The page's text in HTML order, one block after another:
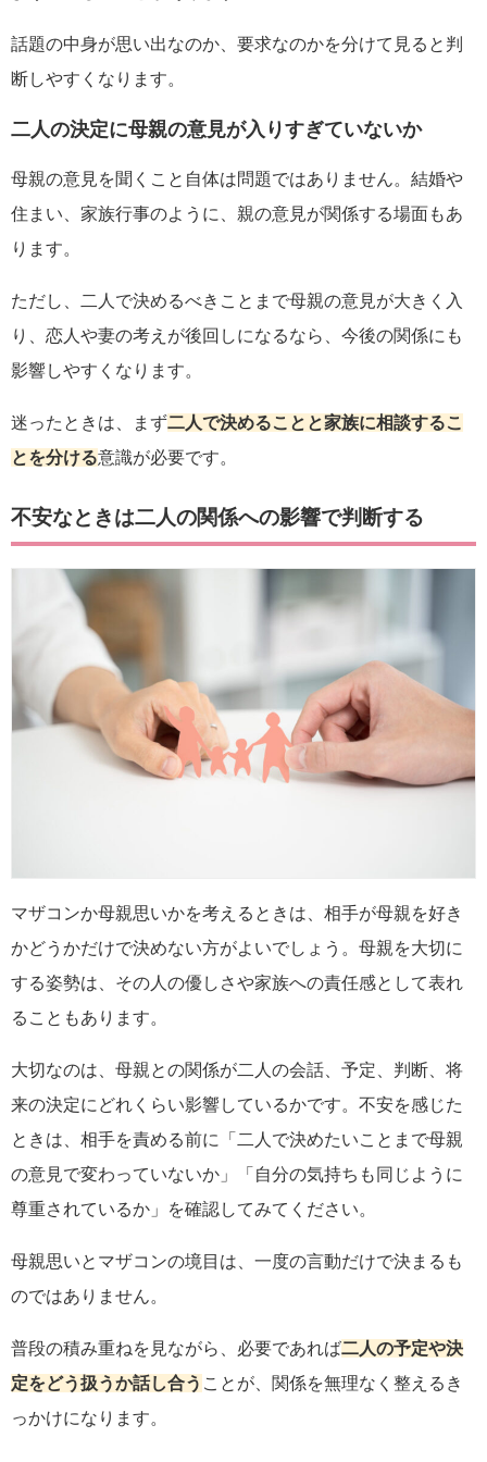
話題の中身が思い出なのか、要求なのかを分けて見ると判
断しやすくなります。
二人の決定に母親の意見が入りすぎていないか
母親の意見を聞くこと自体は問題ではありません。結婚や
住まい、家族行事のように、親の意見が関係する場面もあ
ります。
ただし、二人で決めるべきことまで母親の意見が大きく入
り、恋人や妻の考えが後回しになるなら、今後の関係にも
影響しやすくなります。
迷ったときは、まず二人で決めることと家族に相談するこ
とを分ける意識が必要です。
不安なときは二人の関係への影響で判断する
マザコンか母親思いかを考えるときは、相手が母親を好き
かどうかだけで決めない方がよいでしょう。母親を大切に
する姿勢は、その人の優しさや家族への責任感として表れ
ることもあります。
大切なのは、母親との関係が二人の会話、予定、判断、将
来の決定にどれくらい影響しているかです。不安を感じた
ときは、相手を責める前に「二人で決めたいことまで母親
の意見で変わっていないか」「自分の気持ちも同じように
尊重されているか」を確認してみてください。
母親思いとマザコンの境目は、一度の言動だけで決まるも
のではありません。
普段の積み重ねを見ながら、必要であれば二人の予定や決
定をどう扱うか話し合う ことが、関係を無理なく整えるき
っかけになります。